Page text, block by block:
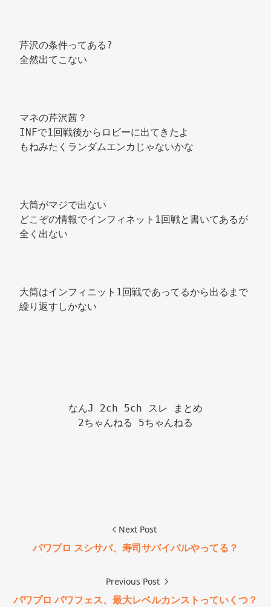
芹沢の条件ってある?
全然出てこない
マネの芹沢茜？
INFで1回戦後からロビーに出てきたよ
もねみたくランダムエンカじゃないかな
大筒がマジで出ない
どこぞの情報でインフィネット1回戦と書いてあるが
全く出ない
大筒はインフィニット1回戦であってるから出るまで
繰り返すしかない
なんJ 2ch 5ch スレ まとめ
2ちゃんねる 5ちゃんねる
Next Post
パワプロ スシサバ、寿司サバイバルやってる？
Previous Post
パワプロ パワフェス、最大レベルカンストっていくつ？